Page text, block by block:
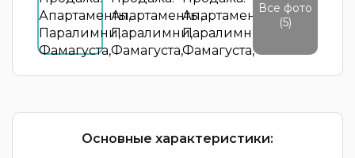
Все фото
(5)
Основные характеристики: